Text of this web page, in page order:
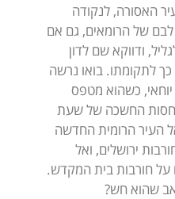
האסורה, לנקודה
של הרומאים, גם אם
ודווקא שם לדון
לתקומתו. בואו נרשה
יוחאי, כשהוא מטפס
החשכה של שעת
העיר הרומית החדשה
ירושלים, ואל
על חורבות בית המקדש.
שהוא חש?